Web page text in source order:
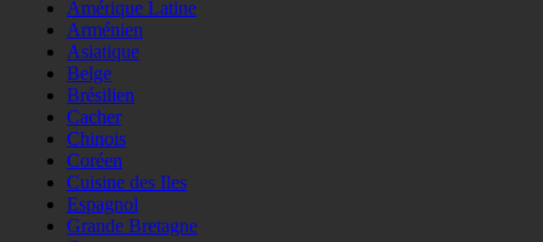
Amérique Latine
Arménien
Asiatique
Belge
Brésilien
Cacher
Chinois
Coréen
Cuisine des Iles
Espagnol
Grande Bretagne